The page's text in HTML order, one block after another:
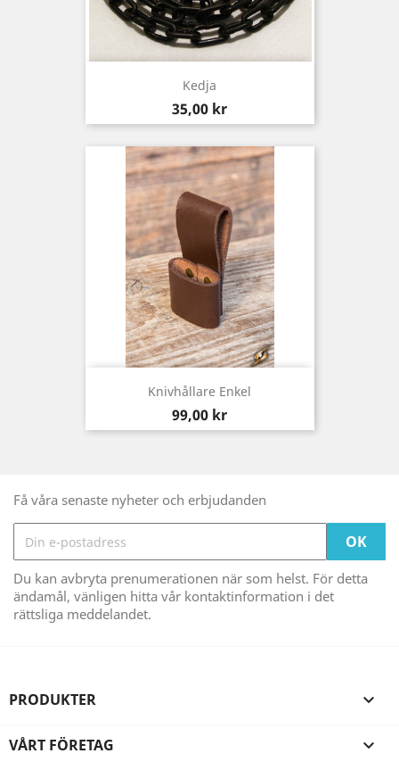
Kedja
Pris
35,00 kr
Knivhållare Enkel
Pris
99,00 kr
Få våra senaste nyheter och erbjudanden
Du kan avbryta prenumerationen när som helst. För detta
ändamål, vänligen hitta vår kontaktinformation i det
rättsliga meddelandet.
PRODUKTER 
VÅRT FÖRETAG 